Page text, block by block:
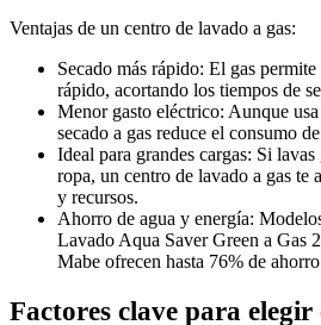
Ventajas de un centro de lavado a gas:
Secado más rápido: El gas
rápido, acortando los tiempos de
Menor gasto eléctrico: Aunque
secado a gas reduce el consumo
Ideal para grandes cargas: Si
ropa, un centro de lavado a gas te
y recursos.
Ahorro de agua y energía:
Lavado Aqua Saver Green a Gas
Mabe ofrecen hasta 76% de
Factores clave para